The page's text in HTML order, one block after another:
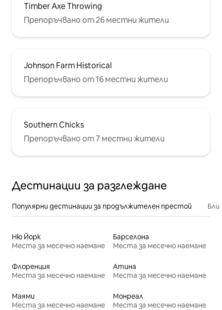
Timber Axe Throwing
Препоръчвано от 26 местни жители
Johnson Farm Historical
Препоръчвано от 16 местни жители
Southern Chicks
Препоръчвано от 7 местни жители
Дестинации за разглеждане
Популярни дестинации за продължителен престой
Ню Йорк
Места за месечно наемане
Барселона
Места за месечно наемане
Флоренция
Места за месечно наемане
Атина
Места за месечно наемане
Маями
Места за месечно наемане
Монреал
Места за месечно наемане